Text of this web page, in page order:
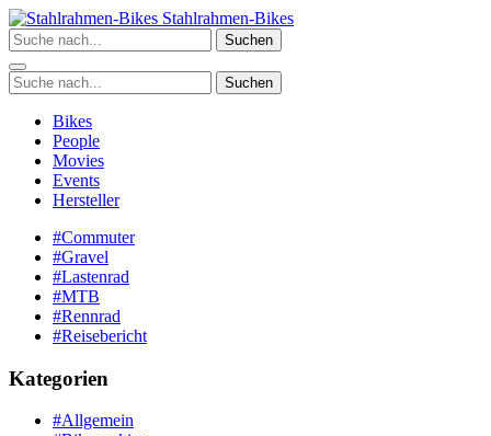
Zum
Inhalt
springen
Stahlrahmen-Bikes
Suchen
Suchen
Bikes
People
Movies
Events
Hersteller
#Commuter
#Gravel
#Lastenrad
#MTB
#Rennrad
#Reisebericht
Kategorien
#Allgemein